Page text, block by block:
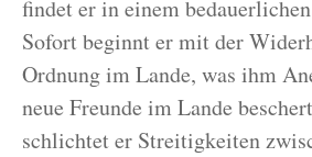
findet er in einem
Sofort beginnt er mit der
Ordnung im Lande, was ihm
neue Freunde im Lande
schlichtet er Streitigkeiten